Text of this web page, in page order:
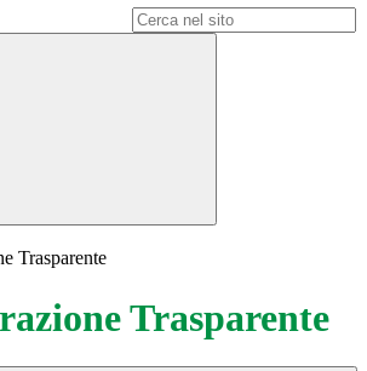
Trasparente
Trasparente